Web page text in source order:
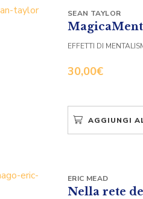
30,00€
SEAN TAYLOR
EFFETTI DI
AGGIUNGI
Nella rete
ERIC MEAD